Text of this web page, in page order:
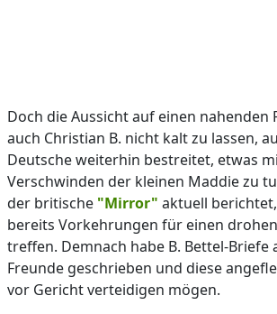
Doch die Aussicht auf einen nahenden
auch Christian B. nicht kalt zu lassen,
Deutsche weiterhin bestreitet, etwas
Verschwinden der kleinen Maddie zu
der britische "Mirror" aktuell
bereits Vorkehrungen für einen
treffen. Demnach habe B. Bettel-Briefe
Freunde geschrieben und diese
vor Gericht verteidigen mögen.